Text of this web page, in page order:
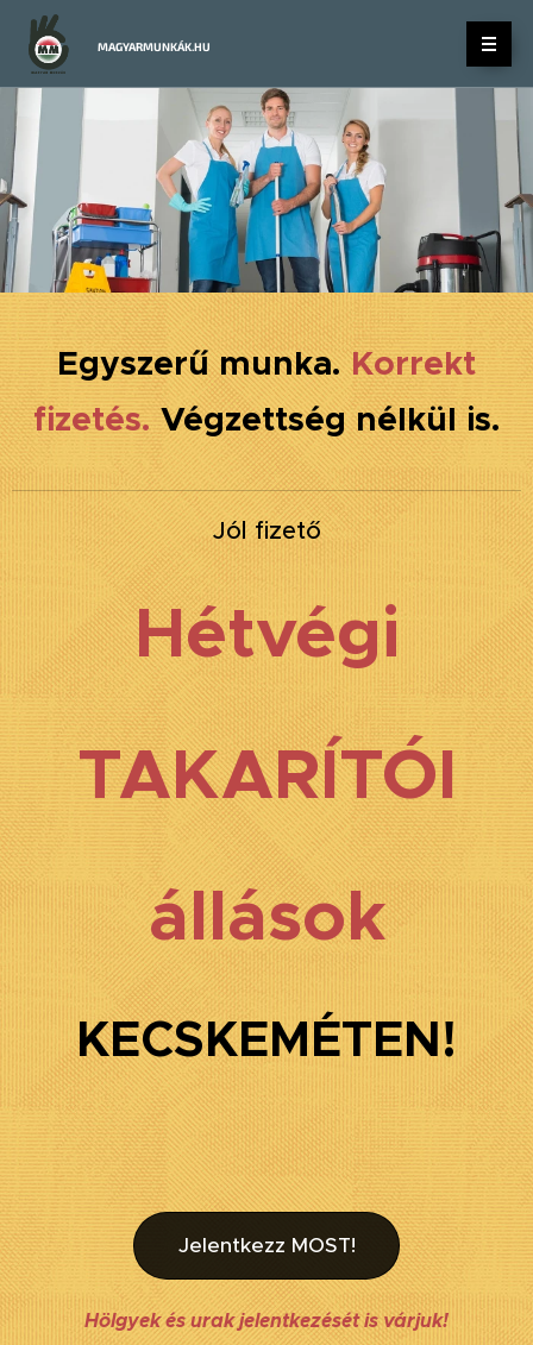
MAGYARMUNKÁK.HU
Egyszerű munka.Korrekt
fizetés.Végzettség nélkül is.
Jól fizető
Hétvégi
TAKARÍTÓI
állások
KECSKEMÉTEN!
Jelentkezz MOST!
Hölgyek és urak jelentkezését is várjuk!